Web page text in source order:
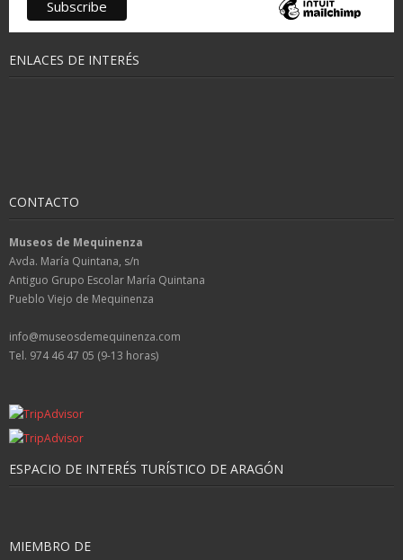
ENLACES DE INTERÉS
CONTACTO
Museos de Mequinenza
Avda. María Quintana, s/n
Antiguo Grupo Escolar María Quintana
Pueblo Viejo de Mequinenza
info@museosdemequinenza.com
Tel. 974 46 47 05 (9-13 horas)
ESPACIO DE INTERÉS TURÍSTICO DE ARAGÓN
MIEMBRO DE